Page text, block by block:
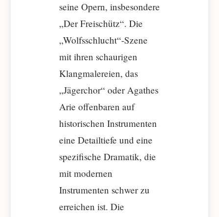
seine Opern, insbesondere
„Der Freischütz“. Die
„Wolfsschlucht“-Szene
mit ihren schaurigen
Klangmalereien, das
„Jägerchor“ oder Agathes
Arie offenbaren auf
historischen Instrumenten
eine Detailtiefe und eine
spezifische Dramatik, die
mit modernen
Instrumenten schwer zu
erreichen ist. Die